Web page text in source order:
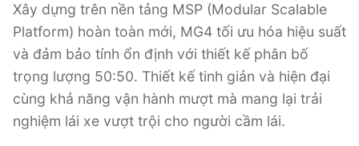
Xây dựng trên nền tảng MSP (Modular Scalable
Platform) hoàn toàn mới, MG4 tối ưu hóa hiệu suất
và đảm bảo tính ổn định với thiết kế phân bố
trọng lượng 50:50. Thiết kế tinh giản và hiện đại
cùng khả năng vận hành mượt mà mang lại trải
nghiệm lái xe vượt trội cho người cầm lái.